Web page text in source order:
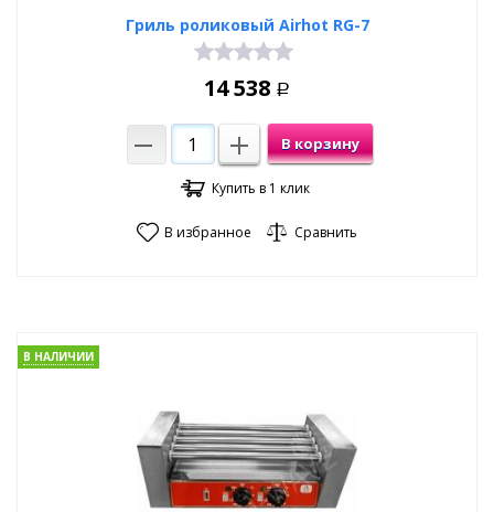
Гриль роликовый Airhot RG-7
14 538 Р
В корзину
Купить в 1 клик
В избранное Сравнить
В НАЛИЧИИ